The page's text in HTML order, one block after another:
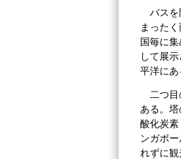
バスを
まった
国毎に
して展
平洋にあ
二つ
ある。
酸化炭
ンガポ
れずに観